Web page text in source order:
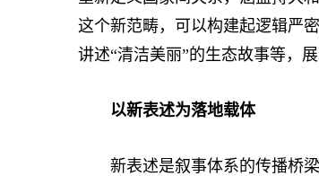
这个新范畴，可以构建起逻辑严
讲述“清洁美丽”的生态故事等，
以新表述为落地载体
新表述是叙事体系的传播桥梁